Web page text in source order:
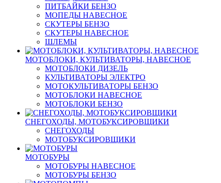
ПИТБАЙКИ БЕНЗО
МОПЕДЫ НАВЕСНОЕ
СКУТЕРЫ БЕНЗО
СКУТЕРЫ НАВЕСНОЕ
ШЛЕМЫ
МОТОБЛОКИ, КУЛЬТИВАТОРЫ, НАВЕСНОЕ
МОТОБЛОКИ ДИЗЕЛЬ
КУЛЬТИВАТОРЫ ЭЛЕКТРО
МОТОКУЛЬТИВАТОРЫ БЕНЗО
МОТОБЛОКИ НАВЕСНОЕ
МОТОБЛОКИ БЕНЗО
СНЕГОХОДЫ, МОТОБУКСИРОВЩИКИ
СНЕГОХОДЫ
МОТОБУКСИРОВЩИКИ
МОТОБУРЫ
МОТОБУРЫ НАВЕСНОЕ
МОТОБУРЫ БЕНЗО